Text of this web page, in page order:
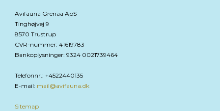
Avifauna Grenaa ApS
Tinghøjvej 9
8570 Trustrup
CVR-nummer: 41619783
Bankoplysninger: 9324 0021739464
Telefonnr.: +4522440135
E-mail: mail@avifauna.dk
Sitemap